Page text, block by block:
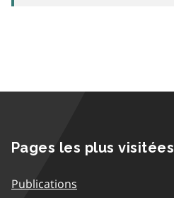
Pages les plus visitées
Publications